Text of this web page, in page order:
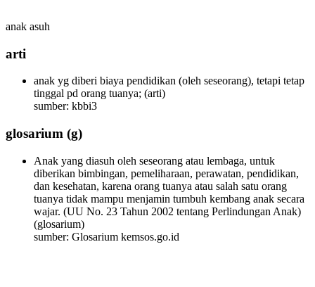
anak asuh
arti
anak yg diberi biaya pendidikan (oleh seseorang), tetapi tetap
tinggal pd orang tuanya; (arti)
sumber: kbbi3
glosarium (g)
Anak yang diasuh oleh seseorang atau lembaga, untuk
diberikan bimbingan, pemeliharaan, perawatan, pendidikan,
dan kesehatan, karena orang tuanya atau salah satu orang
tuanya tidak mampu menjamin tumbuh kembang anak secara
wajar. (UU No. 23 Tahun 2002 tentang Perlindungan Anak)
(glosarium)
sumber: Glosarium kemsos.go.id